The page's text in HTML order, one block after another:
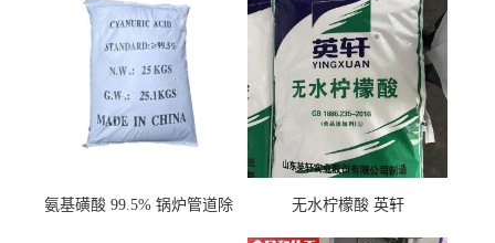
氨基磺酸 99.5% 锅炉管道除
无水柠檬酸 英轩